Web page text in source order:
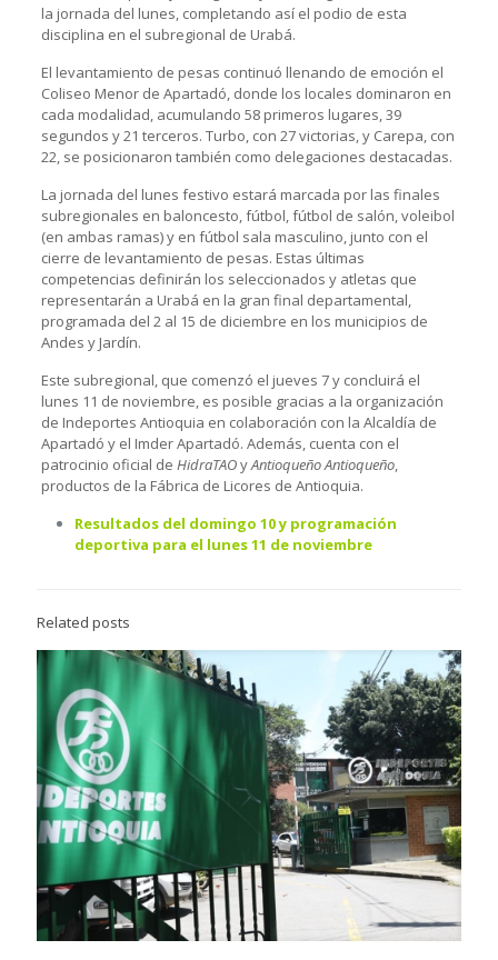
la jornada del lunes, completando así el podio de esta
disciplina en el subregional de Urabá.
El levantamiento de pesas continuó llenando de emoción el
Coliseo Menor de Apartadó, donde los locales dominaron en
cada modalidad, acumulando 58 primeros lugares, 39
segundos y 21 terceros. Turbo, con 27 victorias, y Carepa, con
22, se posicionaron también como delegaciones destacadas.
La jornada del lunes festivo estará marcada por las finales
subregionales en baloncesto, fútbol, fútbol de salón, voleibol
(en ambas ramas) y en fútbol sala masculino, junto con el
cierre de levantamiento de pesas. Estas últimas
competencias definirán los seleccionados y atletas que
representarán a Urabá en la gran final departamental,
programada del 2 al 15 de diciembre en los municipios de
Andes y Jardín.
Este subregional, que comenzó el jueves 7 y concluirá el
lunes 11 de noviembre, es posible gracias a la organización
de Indeportes Antioquia en colaboración con la Alcaldía de
Apartadó y el Imder Apartadó. Además, cuenta con el
patrocinio oficial de HidraTAOyAntioqueño Antioqueño,
productos de la Fábrica de Licores de Antioquia.
Resultados del domingo 10 y programación
deportiva para el lunes 11 de noviembre
Related posts